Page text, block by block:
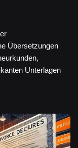
Übersetzungen
Unterlagen